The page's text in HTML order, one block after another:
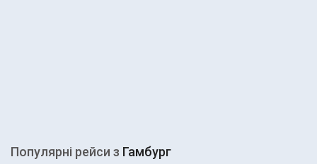
Популярні рейcи з Гамбург